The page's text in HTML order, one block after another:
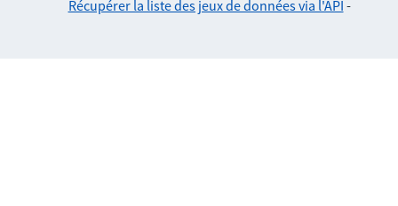
Récupérer la liste des jeux de données via l'API -